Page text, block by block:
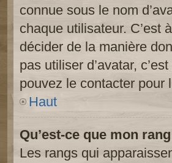
connue sous le nom
chaque utilisateur. C’est
décider de la manière
pas utiliser d’avatar,
pouvez le contacter pour
Haut
Qu’est-ce que mon
Les rangs qui